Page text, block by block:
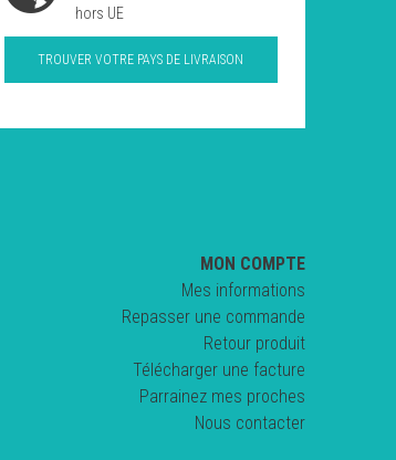
hors UE
TROUVER VOTRE PAYS DE LIVRAISON
MON COMPTE
Mes informations
Repasser une commande
Retour produit
Télécharger une facture
Parrainez mes proches
Nous contacter